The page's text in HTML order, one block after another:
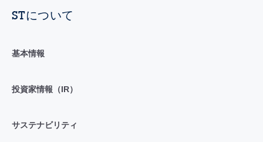
STについて
基本情報
投資家情報（IR）
サステナビリティ